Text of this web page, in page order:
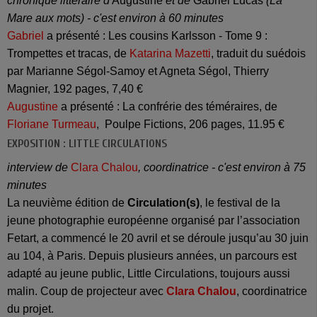
Mare aux mots) - c'est environ à 60 minutes
Gabriel a présenté : Les cousins Karlsson - Tome 9 :
Trompettes et tracas, de Katarina Mazetti, traduit du suédois
par Marianne Ségol-Samoy et Agneta Ségol, Thierry
Magnier, 192 pages, 7,40 €
Augustine a présenté : La confrérie des téméraires, de
Floriane Turmeau, Poulpe Fictions, 206 pages, 11.95 €
EXPOSITION : LITTLE CIRCULATIONS
interview de Clara Chalou, coordinatrice - c'est environ à 75
minutes
La neuvième édition de Circulation(s), le festival de la
jeune photographie européenne organisé par l’association
Fetart, a commencé le 20 avril et se déroule jusqu’au 30 juin
au 104, à Paris. Depuis plusieurs années, un parcours est
adapté au jeune public, Little Circulations, toujours aussi
malin. Coup de projecteur avec Clara Chalou, coordinatrice
du projet.